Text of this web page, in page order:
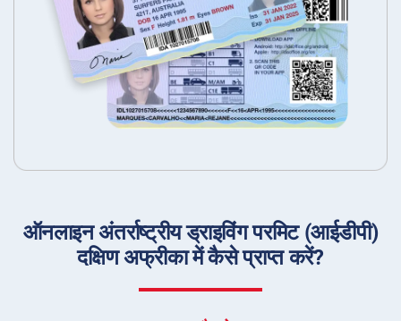
ऑनलाइन अंतर्राष्ट्रीय ड्राइविंग परमिट (आईडीपी)
दक्षिण अफ्रीका में कैसे प्राप्त करें?